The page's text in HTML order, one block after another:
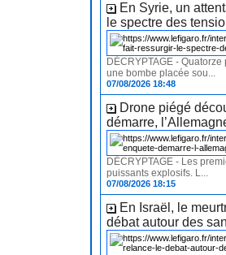
En Syrie, un
le spectre des
DÉCRYPTAGE -
une bombe placée sou...
07/08/2026 18:48
Drone piégé
démarre,
DÉCRYPTAGE - Les
puissants explosifs. L...
07/08/2026 18:15
En Israël, le
débat autour des